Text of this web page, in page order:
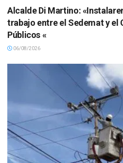
Alcalde Di Martino:
trabajo entre el Sedemat y el
Públicos «
06/08/2026